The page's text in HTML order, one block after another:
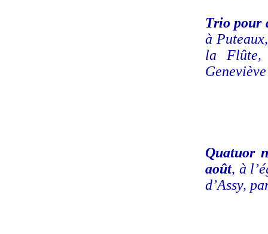
Trio pour
à
la
Quatuor
août, à
d’Assy,